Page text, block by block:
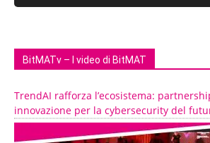
BitMATv – I video di BitMAT
TrendAI rafforza l’ecosistema:
innovazione per la cybersecurity del